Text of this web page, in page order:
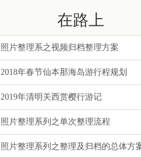
在路上
照片整理系之视频归档整理方案
2018年春节仙本那海岛游行程规划
2019年清明关西赏樱行游记
照片整理系列之单次整理流程
照片整理系列之整理及归档的总体方